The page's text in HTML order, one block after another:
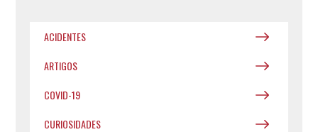
ACIDENTES
ARTIGOS
COVID-19
CURIOSIDADES